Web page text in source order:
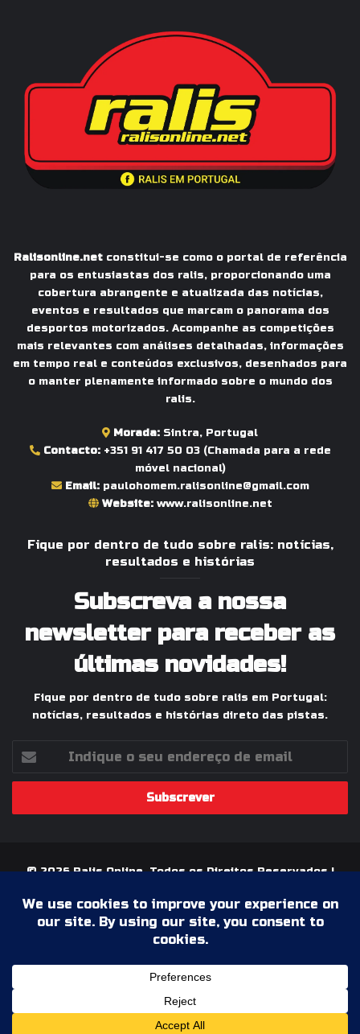
Ralisonline.netconstitui-se como o portal de referência
para os entusiastas dos ralis, proporcionando uma
cobertura abrangente e atualizada das notícias,
eventos e resultados que marcam o panorama dos
desportos motorizados. Acompanhe as competições
mais relevantes com análises detalhadas, informações
em tempo real e conteúdos exclusivos, desenhados para
o manter plenamente informado sobre o mundo dos
ralis.
Morada: Sintra, Portugal
Contacto: +351 91 417 50 03(Chamada para a rede
móvel nacional)
Email: paulohomem.ralisonline@gmail.com
Website: www.ralisonline.net
Fique por dentro de tudo sobre ralis: notícias,
resultados e histórias
Subscreva a nossa
newsletter para receber as
últimas novidades!
Fique por dentro de tudo sobre ralis em Portugal:
notícias, resultados e histórias direto das pistas.
seu
de
© 2026 Ralis Online, Todos os Direitos Reservados |
Paixão pelos Ralis em Portugal
Termos & Condições
Política de Privacidade